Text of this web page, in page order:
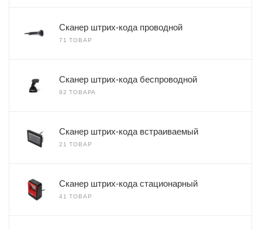
Сканер штрих-кода проводной
71 ТОВАР
Сканер штрих-кода беспроводной
92 ТОВАРА
Сканер штрих-кода встраиваемый
21 ТОВАР
Сканер штрих-кода стационарный
41 ТОВАР